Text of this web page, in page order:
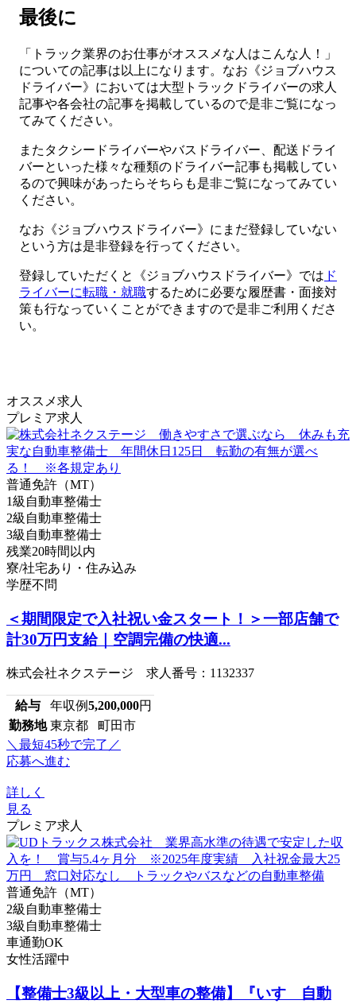
最後に
「トラック業界のお仕事がオススメな人はこんな人！」
についての記事は以上になります。なお《ジョブハウス
ドライバー》においては大型トラックドライバーの求人
記事や各会社の記事を掲載しているので是非ご覧になっ
てみてください。
またタクシードライバーやバスドライバー、配送ドライ
バーといった様々な種類のドライバー記事も掲載してい
るので興味があったらそちらも是非ご覧になってみてい
ください。
なお《ジョブハウスドライバー》にまだ登録していない
という方は是非登録を行ってください。
登録していただくと《ジョブハウスドライバー》では ド
ライバーに転職・就職するために必要な履歴書・面接対
策も行なっていくことができますので是非ご利用くださ
い。
オススメ求人
プレミア求人
普通免許（MT）
1級自動車整備士
2級自動車整備士
3級自動車整備士
残業20時間以内
寮/社宅あり・住み込み
学歴不問
＜期間限定で入社祝い金スタート！＞一部店舗で
計30万円支給｜空調完備の快適...
株式会社ネクステージ 求人番号：1132337
給与 年収例5,200,000円
勤務地 東京都 町田市
＼最短45秒で完了／
応募へ進む
詳しく
見る
プレミア求人
普通免許（MT）
2級自動車整備士
3級自動車整備士
車通勤OK
女性活躍中
【整備士3級以上・大型車の整備】『いすゞ自動